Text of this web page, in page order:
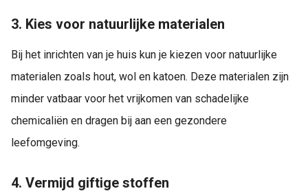
3. Kies voor natuurlijke materialen
Bij het inrichten van je huis kun je kiezen voor natuurlijke
materialen zoals hout, wol en katoen. Deze materialen zijn
minder vatbaar voor het vrijkomen van schadelijke
chemicaliën en dragen bij aan een gezondere
leefomgeving.
4. Vermijd giftige stoffen